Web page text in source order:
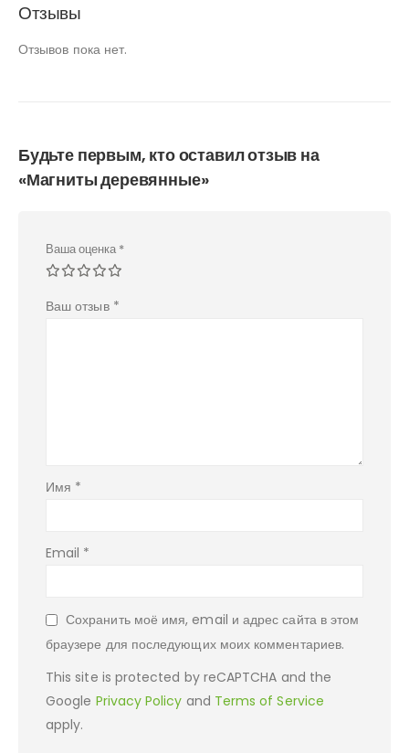
Отзывы
Отзывов пока нет.
Будьте первым, кто оставил отзыв на
«Магниты деревянные»
Ваша оценка *
Ваш отзыв *
Имя *
Email *
Сохранить моё имя, email и адрес сайта в этом
браузере для последующих моих комментариев.
This site is protected by reCAPTCHA and the
Google Privacy Policy and Terms of Service
apply.